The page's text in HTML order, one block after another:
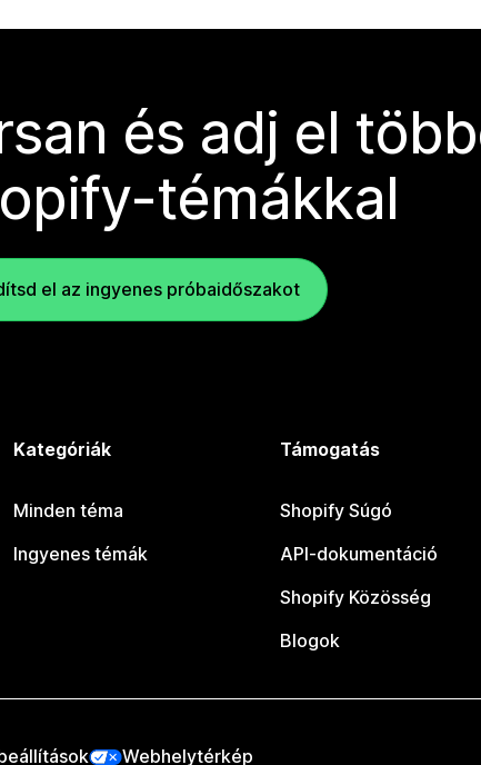
és adj el
témákkal
el az ingyenes próbaidőszakot
Kategóriák
Minden téma
Ingyenes témák
Támogatás
Shopify Súgó
API-dokumentáció
Shopify Közösség
Blogok
Webhelytérkép